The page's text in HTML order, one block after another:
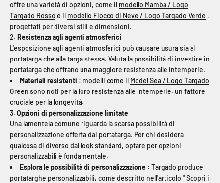
offre una varietà di opzioni, come il modello Mamba / Logo
Targado Rosso e il modello Fiocco di Neve / Logo Targado Verde ,
progettati per diversi stili e dimensioni.
2. Resistenza agli agenti atmosferici
L'esposizione agli agenti atmosferici può causare usura sia al
portatarga che alla targa stessa. Valuta la possibilità di investire in
portatarga che offrano una maggiore resistenza alle intemperie.
Materiali resistenti : modelli come il Model Sea / Logo Targado
Green sono noti per la loro resistenza alle intemperie, un fattore
cruciale per la longevità.
3. Opzioni di personalizzazione limitate
Una lamentela comune riguarda la scarsa possibilità di
personalizzazione offerta dai portatarga. Per chi desidera
qualcosa di diverso dal look standard, optare per opzioni
personalizzabili è fondamentale.
Esplora le possibilità di personalizzazione : Targado produce
portatarghe personalizzabili, come descritto nell'articolo "Scopri i